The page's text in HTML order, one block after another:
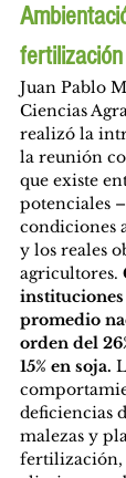
fertilización
Juan Pablo
Ciencias
realizó la
la reunión
que existe
potenciales
condiciones
y los reales
agricultores.
promedio
orden del
15% en soja.
deficiencias
malezas y
fertilización,